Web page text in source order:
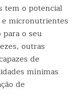
tem o potencial
micronutrientes
o seu
outras
de
mínimas
de